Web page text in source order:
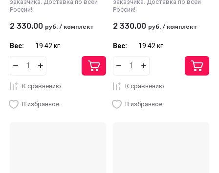
заказчика. Доставка по всей
России!
2 330.00 руб. / комплект
Вес: 19.42 кг
К сравнению
В избранное
заказчика. Доставка по всей
России!
2 330.00 руб. / комплект
Вес: 19.42 кг
К сравнению
В избранное